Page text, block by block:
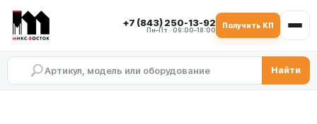
+7 (843) 250-13-92
Пн–Пт · 09:00–18:00
Получить КП
Найти